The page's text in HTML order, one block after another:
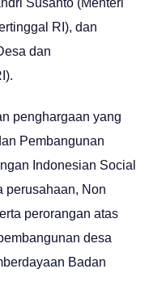
RI), dan
dan
penghargaan yang
Pembangunan
Indonesian Social
perusahaan, Non
perorangan atas
desa
Badan